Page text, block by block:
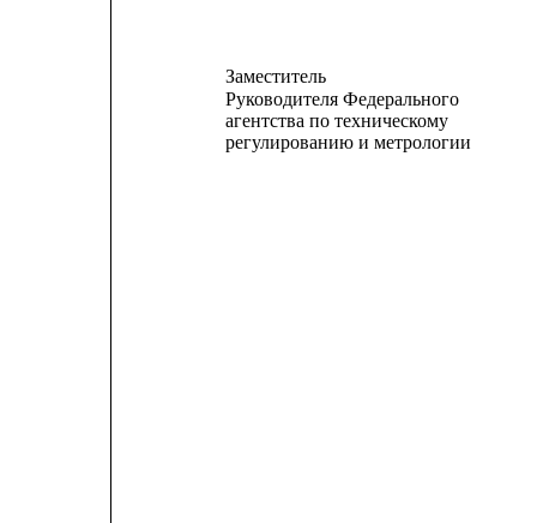
Заместитель
Руководителя Федерального
агентства по техническому
регулированию и метрологии